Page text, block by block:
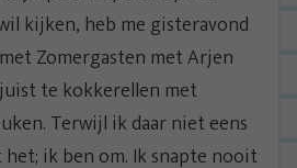
kijken, heb me gisteravond
Zomergasten met Arjen
te kokkerellen met
Terwijl ik daar niet eens
ik ben om. Ik snapte nooit